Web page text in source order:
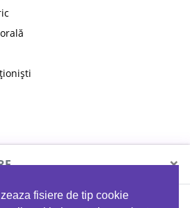
fisiere de tip cookie
×